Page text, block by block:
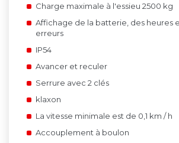
Charge maximale à l'essieu 2500 kg
Affichage de la batterie, des heures
erreurs
IP54
Avancer et reculer
Serrure avec 2 clés
klaxon
La vitesse minimale est de 0,1 km / h
Accouplement à boulon